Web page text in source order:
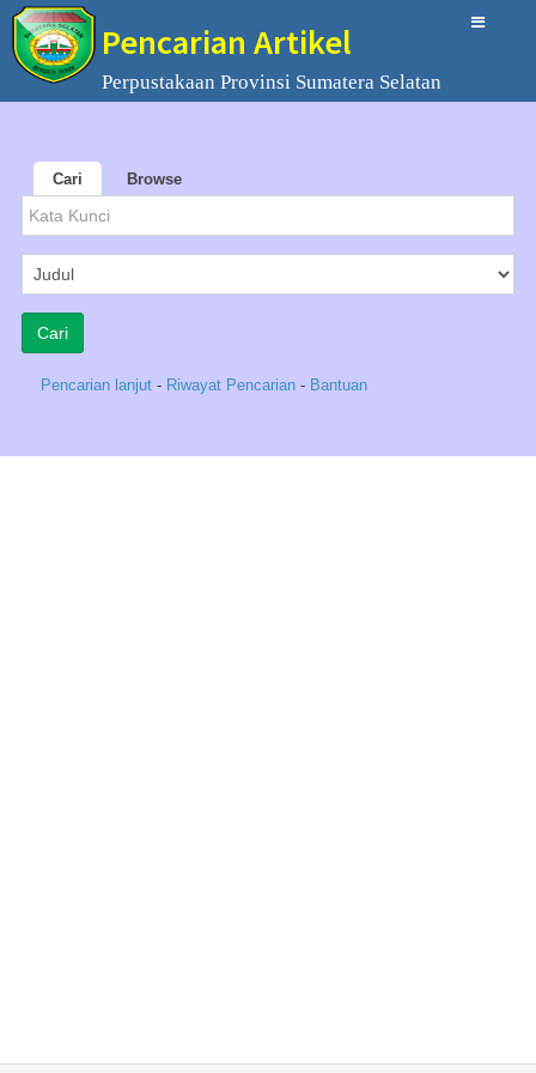
Pencarian Artikel
Perpustakaan Provinsi Sumatera Selatan
Cari Browse
Pencarian lanjut - Riwayat Pencarian - Bantuan